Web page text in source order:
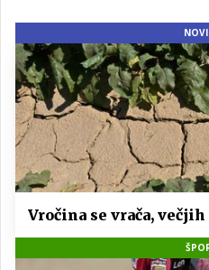
Vročina se vrača,